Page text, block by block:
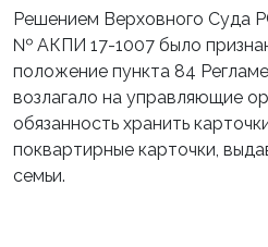
Решением Верховного Суда
№ АКПИ 17-1007 было
положение пункта 84
возлагало на управляющие
обязанность хранить
поквартирные карточки,
семьи.